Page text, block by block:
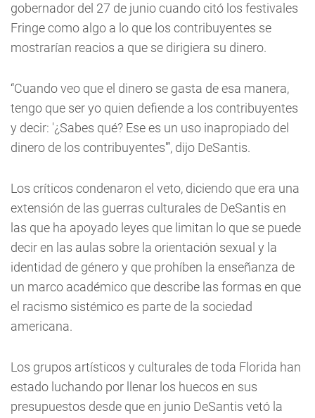
gobernador del 27 de junio cuando citó los festivales
Fringe como algo a lo que los contribuyentes se
mostrarían reacios a que se dirigiera su dinero.
“Cuando veo que el dinero se gasta de esa manera,
tengo que ser yo quien defiende a los contribuyentes
y decir: '¿Sabes qué? Ese es un uso inapropiado del
dinero de los contribuyentes'”, dijo DeSantis.
Los críticos condenaron el veto, diciendo que era una
extensión de las guerras culturales de DeSantis en
las que ha apoyado leyes que limitan lo que se puede
decir en las aulas sobre la orientación sexual y la
identidad de género y que prohíben la enseñanza de
un marco académico que describe las formas en que
el racismo sistémico es parte de la sociedad
americana.
Los grupos artísticos y culturales de toda Florida han
estado luchando por llenar los huecos en sus
presupuestos desde que en junio DeSantis vetó la